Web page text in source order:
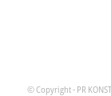
© Copyright - PR